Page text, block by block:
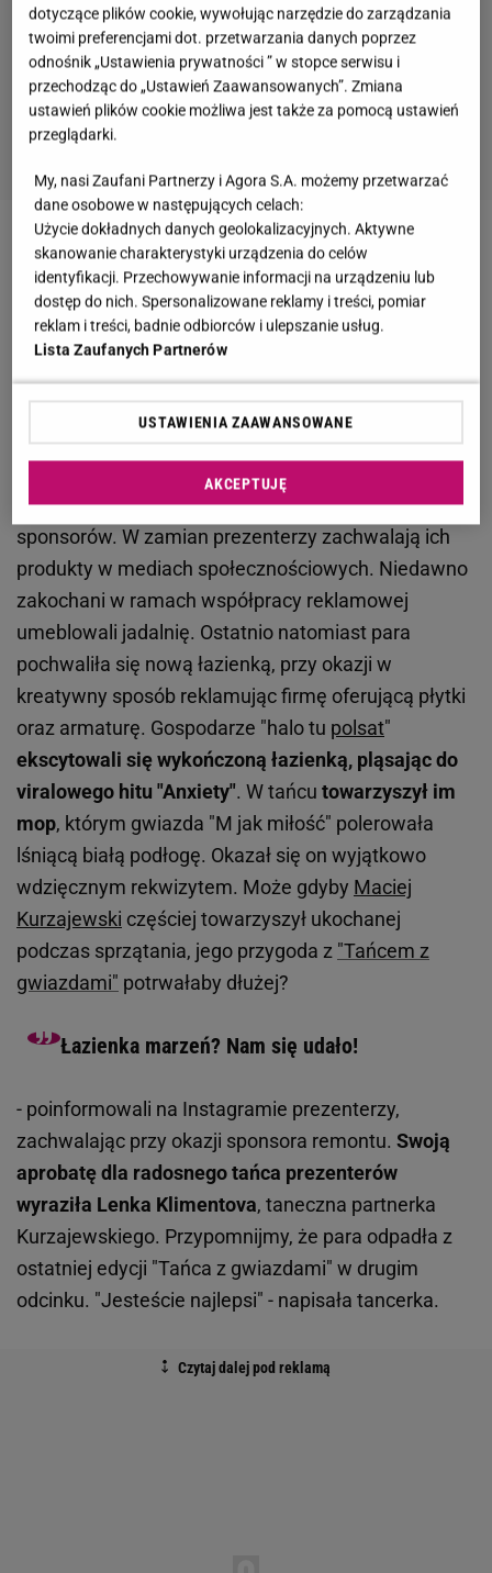
Zobacz wideoIbisz wspomina wspólne chwile z
Cichopek. Nie chodzi o telewizję
Katarzyna Cichopek i Maciej Kurzajewski
zaprezentowali taneczne umiejętności. Partnerował
Maciej Kurzajewski
wykańczania domu mogą liczyć na pomoc
sponsorów. W zamian prezenterzy zachwalają ich
produkty w mediach społecznościowych. Niedawno
zakochani w ramach współpracy reklamowej
umeblowali jadalnię. Ostatnio natomiast para
pochwaliła się nową łazienką, przy okazji w
kreatywny sposób reklamując firmę oferującą płytki
oraz armaturę. Gospodarze "halo tu polsat"
ekscytowali się wykończoną łazienką, pląsając do
viralowego hitu "Anxiety". W tańcu towarzyszył im
mop, którym gwiazda "M jak miłość" polerowała
lśniącą białą podłogę. Okazał się on wyjątkowo
wdzięcznym rekwizytem. Może gdyby Maciej
Kurzajewski częściej towarzyszył ukochanej
podczas sprzątania, jego przygoda z "Tańcem z
gwiazdami" potrwałaby dłużej?
Łazienka marzeń? Nam się udało!
- poinformowali na Instagramie prezenterzy,
zachwalając przy okazji sponsora remontu. Swoją
aprobatę dla radosnego tańca prezenterów
wyraziła Lenka Klimentova, taneczna partnerka
Kurzajewskiego. Przypomnijmy, że para odpadła z
ostatniej edycji "Tańca z gwiazdami" w drugim
odcinku. "Jesteście najlepsi" - napisała tancerka.
dotyczące plików cookie, wywołując narzędzie do zarządzania
twoimi preferencjami dot. przetwarzania danych poprzez
odnośnik „Ustawienia prywatności ” w stopce serwisu i
przechodząc do „Ustawień Zaawansowanych”. Zmiana
ustawień plików cookie możliwa jest także za pomocą ustawień
przeglądarki.
My, nasi Zaufani Partnerzy i Agora S.A. możemy przetwarzać
dane osobowe w następujących celach:
Użycie dokładnych danych geolokalizacyjnych. Aktywne
skanowanie charakterystyki urządzenia do celów
identyfikacji. Przechowywanie informacji na urządzeniu lub
dostęp do nich. Spersonalizowane reklamy i treści, pomiar
reklam i treści, badnie odbiorców i ulepszanie usług.
Lista Zaufanych Partnerów
USTAWIENIA ZAAWANSOWANE
AKCEPTUJĘ